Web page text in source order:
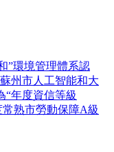
”環境管理體系認
州市人工智能和大
“年度資信等級
熟市勞動保障A級